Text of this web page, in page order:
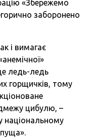
«Збережемо
заборонено
і вимагає
ледь-ледь
горщичків, тому
цибулю, –
національному